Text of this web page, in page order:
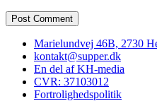
Marielundvej 46B, 2730
kontakt@supper.dk
En del af KH-media
CVR: 37103012
Fortrolighedspolitik